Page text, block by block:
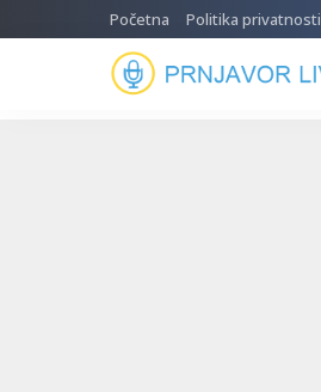
Početna Politika privatnosti